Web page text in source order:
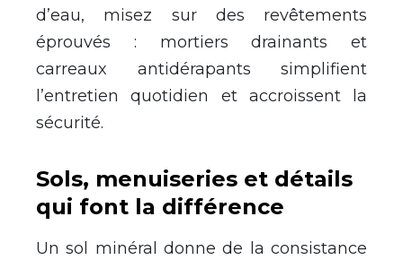
d’eau, misez sur des revêtements
éprouvés : mortiers drainants et
carreaux antidérapants simplifient
l’entretien quotidien et accroissent la
sécurité.
Sols, menuiseries et détails
qui font la différence
Un sol minéral donne de la consistance